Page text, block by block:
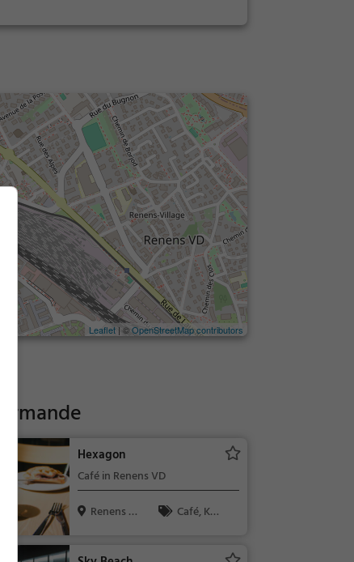
Leaflet | ©OpenStreetMap contributors
Hexagon
Café in Renens VD
Renens V
Café, Kaff